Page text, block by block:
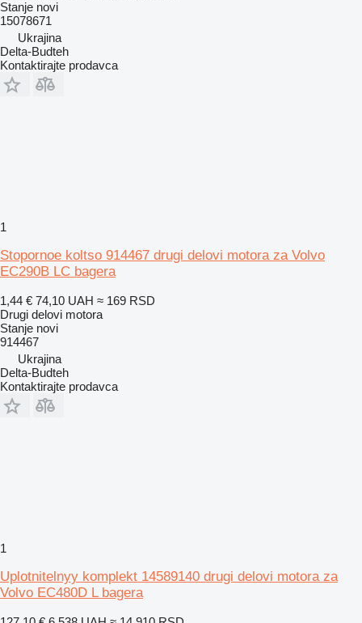
Stanje novi
15078671
Ukrajina
Delta-Budteh
Kontaktirajte prodavca
1
Stopornoe koltso 914467 drugi delovi motora za Volvo
EC290B LC bagera
1,44 € 74,10 UAH ≈ 169 RSD
Drugi delovi motora
Stanje novi
914467
Ukrajina
Delta-Budteh
Kontaktirajte prodavca
1
Uplotnitelnyy komplekt 14589140 drugi delovi motora za
Volvo EC480D L bagera